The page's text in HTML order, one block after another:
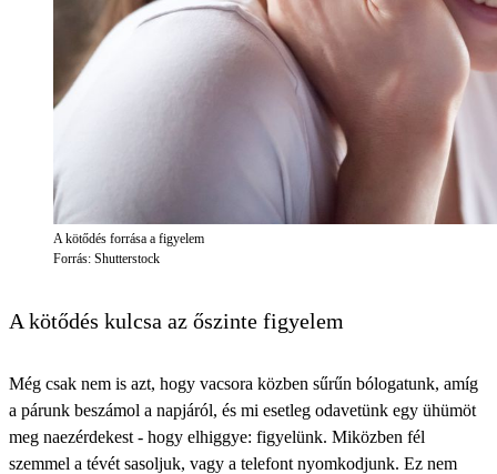
A kötődés forrása a figyelem
Forrás: Shutterstock
A kötődés kulcsa az őszinte figyelem
Még csak nem is azt, hogy vacsora közben sűrűn bólogatunk, amíg
a párunk beszámol a napjáról, és mi esetleg odavetünk egy ühümöt
meg naezérdekest - hogy elhiggye: figyelünk. Miközben fél
szemmel a tévét sasoljuk, vagy a telefont nyomkodjunk. Ez nem